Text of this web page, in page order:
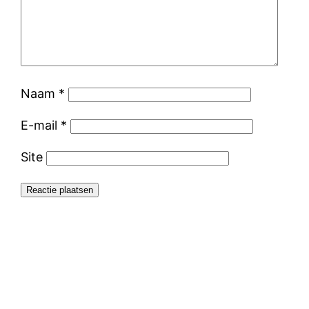
Naam *
E-mail *
Site